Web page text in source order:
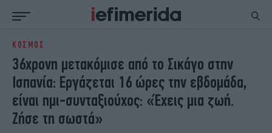
ΕΙΔΗΣΕΙΣ
NON PAPER
ΕΛΛΑΔΑ
ΟΙΚΟΝΟΜΙΑ
ΚΟΣΜΟΣ
ΠΟΛΙΤΙΣΜΟΣ
ΠΑΝΕΛΛΗΝΙΕΣ
ΖΩΗ
ΚΟΣΜΟΣ
36χρονη μετακόμισε από το Σικάγο στην
Ισπανία: Εργάζεται 16 ώρες την εβδομάδα,
είναι ημι-συνταξιούχος: «Έχεις μια ζωή.
Ζήσε τη σωστά»